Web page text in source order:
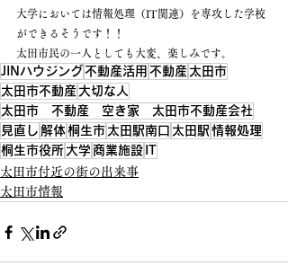
大学においては情報処理（IT関連）を専攻した学校
ができるそうです！！
太田市民の一人としても大変、楽しみです。
JINハウジング 不動産活用 不動産 太田市
太田市不動産 大切な人
太田市 不動産 空き家 太田市不動産会社
見直し 解体桐生市 太田駅南口 太田駅 情報処理
桐生市役所 大学 商業施設 IT
太田市付近の街の出来事
太田市情報